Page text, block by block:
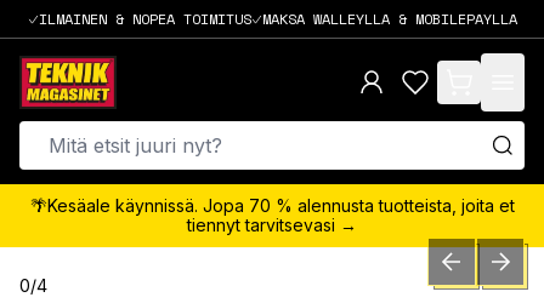
ILMAINEN & NOPEA TOIMITUS MAKSA WALLEYLLA & MOBILEPAYLLA
items in cart,
🌴Kesäale käynnissä. Jopa 70 % alennusta tuotteista, joita et
tiennyt tarvitsevasi →
0/4 PREVIOUSNEXT